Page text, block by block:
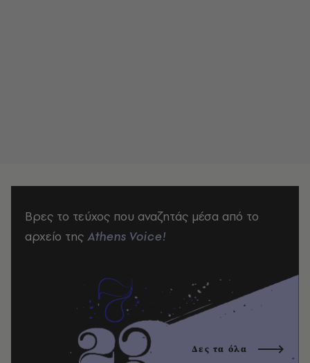
Βρες το τεύχος που αναζητάς μέσα από το
αρχείο της Athens Voice!
Δες τα όλα